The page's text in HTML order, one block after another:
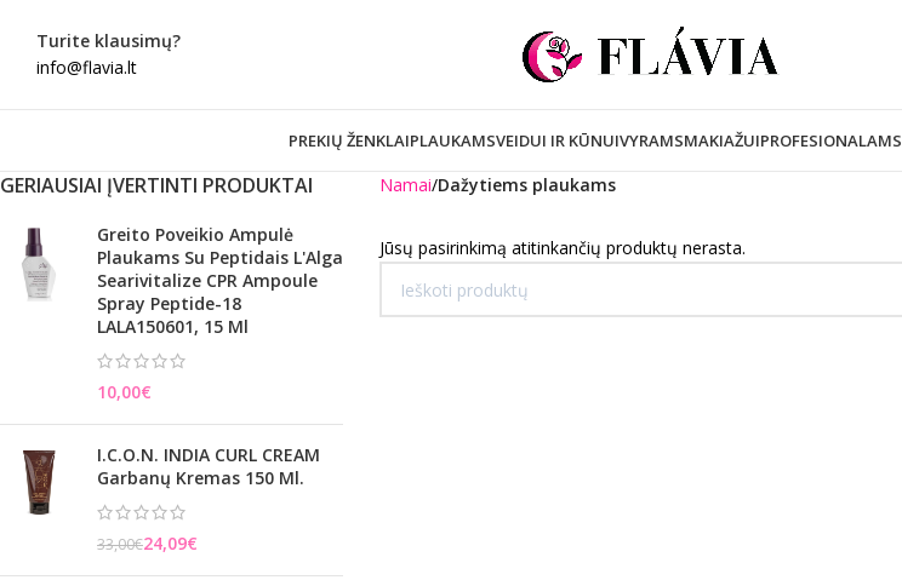
Turite klausimų?
info@flavia.lt
PREKIŲ ŽENKLAIPLAUKAMSVEIDUI IR KŪNUIVYRAMSMAKIAŽUIPROFESIONALAMS
GERIAUSIAI ĮVERTINTI PRODUKTAI
Greito Poveikio Ampulė
Plaukams Su Peptidais L'Alga
Searivitalize CPR Ampoule
Spray Peptide-18
LALA150601, 15 Ml
€
I.C.O.N. INDIA CURL CREAM
Garbanų Kremas 150 Ml.
33,00€24,09€
Namai Dažytiems plaukams
Jūsų pasirinkimą atitinkančių produktų nerasta.